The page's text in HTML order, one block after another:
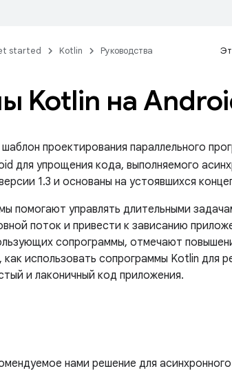
started Kotlin Руководства
Kotlin на
проектирования параллельного
для упрощения кода, выполняемого
1.3 и основаны на устоявшихся
помогают управлять длительными
поток и привести к зависанию
сопрограммы, отмечают
использовать сопрограммы Kotlin для
и лаконичный код приложения.
нами решение для